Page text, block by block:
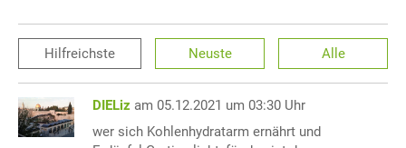
Hilfreichste Neuste Alle
DIELiz am 05.12.2021 um 03:30 Uhr
wer sich Kohlenhydratarm ernährt und